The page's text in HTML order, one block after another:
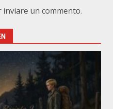
inviare un commento.